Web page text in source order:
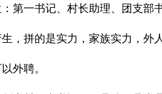
第一书记、村长助理、团支部书
，拼的是实力，家族实力，外
外聘。